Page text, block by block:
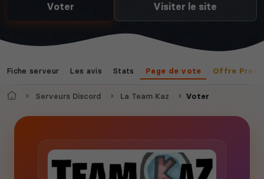
Voter Visiter le site
Fiche serveur Les avis Stats Page de vote Offre
AccueilServeurs Discord La Team Kaz Voter